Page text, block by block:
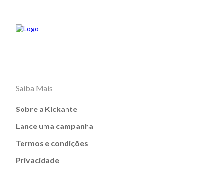
Saiba Mais
Sobre a Kickante
Lance uma campanha
Termos e condições
Privacidade